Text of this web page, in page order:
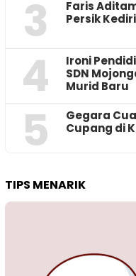
3
Faris
Persik Kediri
4
Ironi
SDN
Murid Baru
5
‎Gegara
Cupang di
TIPS MENARIK